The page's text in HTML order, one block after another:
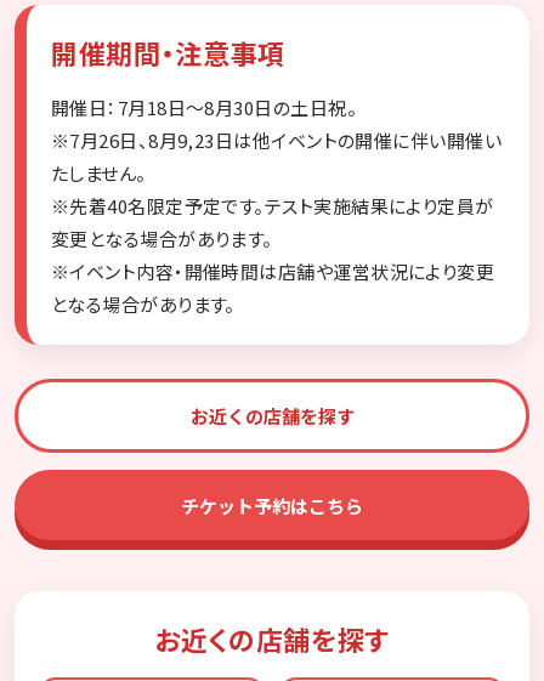
開催期間・注意事項
開催日：7月18日～8月30日の土日祝。
※7月26日、8月9,23日は他イベントの開催に伴い開催い
たしません。
※先着40名限定予定です。テスト実施結果により定員が
変更となる場合があります。
※イベント内容・開催時間は店舗や運営状況により変更
となる場合があります。
お近くの店舗を探す
チケット予約はこちら
お近くの店舗を探す